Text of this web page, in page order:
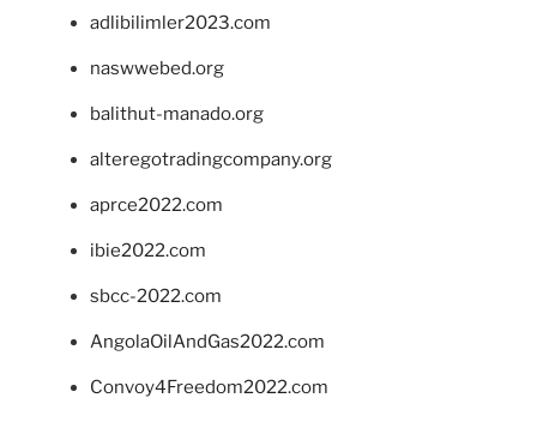
adlibilimler2023.com
naswwebed.org
balithut-manado.org
alteregotradingcompany.org
aprce2022.com
ibie2022.com
sbcc-2022.com
AngolaOilAndGas2022.com
Convoy4Freedom2022.com